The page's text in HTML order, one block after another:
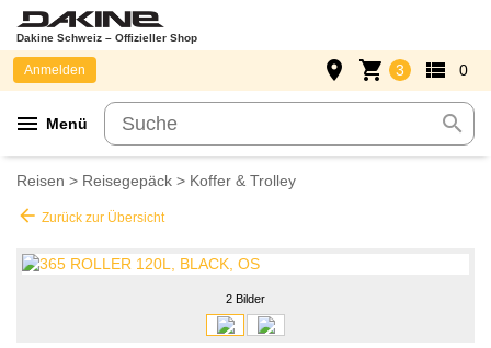
Dakine Schweiz – Offizieller Shop
menu Menü search
Anmelden place shopping_cart 3 view_list 0
Reisen > Reisegepäck > Koffer & Trolley
arrow_back Zurück zur Übersicht
2 Bilder